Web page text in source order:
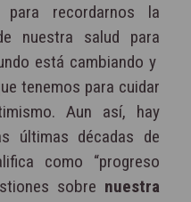
para recordarnos la
nuestra salud para
está cambiando y
tenemos para cuidar
Aun así, hay
últimas décadas de
como “progreso
sobre nuestra